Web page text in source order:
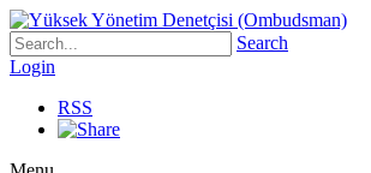
Search
Login
RSS